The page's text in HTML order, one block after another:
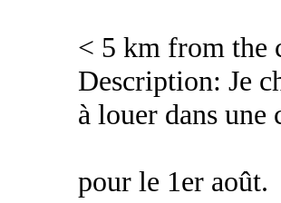
< 5 km from the
Description: Je
à louer dans une
pour le 1er août.